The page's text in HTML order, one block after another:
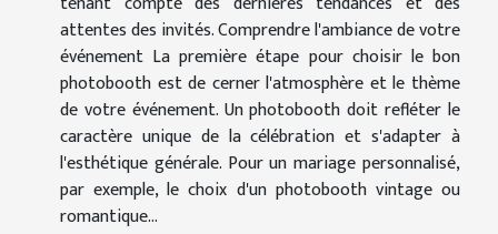
attentes des invités. Comprendre l'ambiance de votre
événement La première étape pour choisir le bon
photobooth est de cerner l'atmosphère et le thème
de votre événement. Un photobooth doit refléter le
caractère unique de la célébration et s'adapter à
l'esthétique générale. Pour un mariage personnalisé,
par exemple, le choix d'un photobooth vintage ou
romantique...